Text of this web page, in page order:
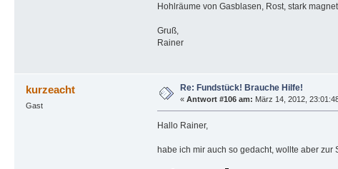
Hohlräume von Gasblasen, Rost, stark
Gruß,
Rainer
kurzeacht
Gast
Re: Fundstück! Brauche Hilfe!
« Antwort #106 am: März 14, 2012,
Hallo Rainer,
habe ich mir auch so gedacht, wollte aber